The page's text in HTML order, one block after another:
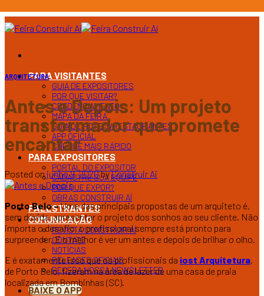
Ir
para
conteúdo
PARA VISITANTES
GUIA DE EXPOSITORES
POR QUE VISITAR?
CREDENCIAMENTO
MAPA DA FEIRA
GUIA DE HOTEIS/RESTAURANTES
APP OFICIAL
CHEGUE MAIS RÁPIDO
PARA EXPOSITORES
PORTAL DO EXPOSITOR
CADASTRE SUA EQUIPE
POR QUE EXPOR?
OBRAS CONSTRUIR AÍ
PALESTRANTES
COMUNICAÇÃO
REVISTA CONSTRUIR AÍ
CONTATO
NOTÍCIAS
RELEASES OFICIAIS
RECEBA NOSSA NEWSLETTER
BAIXE O APP
ARQUITETURA
Antes e Depois: Um projeto
transformador que promete
encantar
Posted onjunho 9, 2020byConstruir Ai
Porto Belo –Uma das principais propostas de um arquiteto é,
sem dúvida, apresentar o projeto dos sonhos ao seu cliente. Não
importa o desafio, o profissional sempre está pronto para
surpreender. E o melhor é ver um antes e depois de brilhar o olho.
E é exatamente isso que os profissionais da iost Arquitetura,
de Porto Belo, fizeram na área de lazer de uma casa de praia
localizada em Bombinhas (SC).